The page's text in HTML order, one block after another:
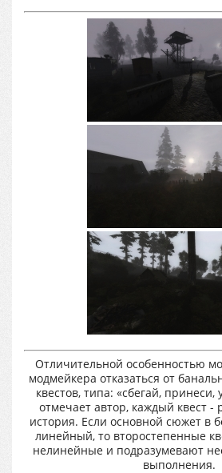
Отличительной особенностью
модмейкера отказаться от
квестов, типа: «сбегай,
отмечает автор, каждый квест -
история. Если основной сюжет в
линейный, то второстепенные
нелинейные и подразумевают
выполнения.